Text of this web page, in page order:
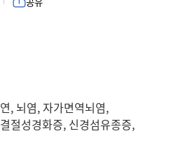
, 뇌염, 자가면역뇌염,
절성경화증, 신경섬유종증,